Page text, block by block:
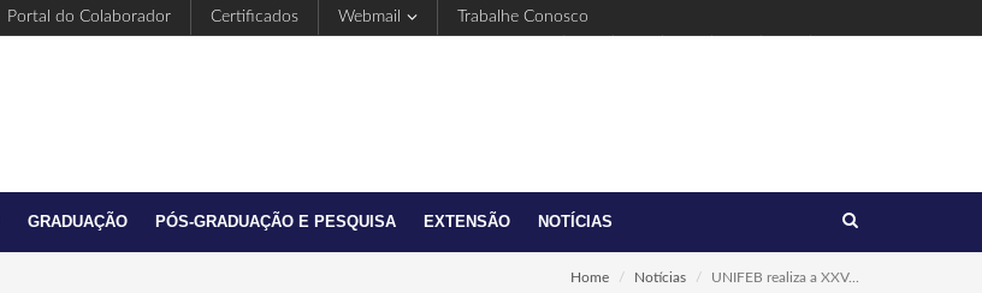
Portal do Colaborador Certificados Webmail Trabalhe Conosco
GRADUAÇÃO PÓS-GRADUAÇÃO E PESQUISA EXTENSÃO NOTÍCIAS
Home Notícias UNIFEB realiza a XXV...